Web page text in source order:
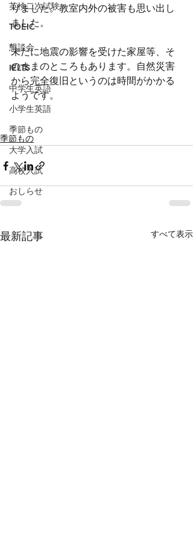
英検二次試験
TOEIC
懇談会
IELTS
中学生英語
小学生英語
季節もの
大学入試
高校入試
おしらせ
りました。教室内外の被害も思い出し
ました。
未だに地震の影響を受けた家屋等、そ
のままのところもあります。自然災害
から完全復旧というのは時間がかかる
ようです。
季節もの
最新記事 すべて表示